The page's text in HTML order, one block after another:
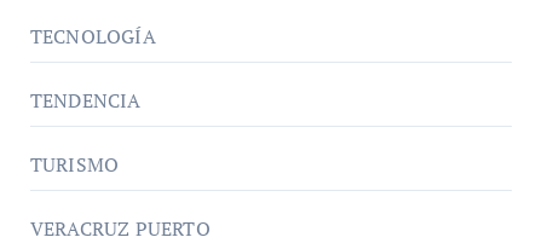
TECNOLOGÍA
TENDENCIA
TURISMO
VERACRUZ PUERTO